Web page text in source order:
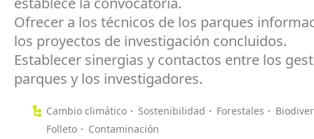
Ofrecer a los técnicos de los parques
los proyectos de investigación concluidos.
Establecer sinergias y contactos entre los
parques y los investigadores.
Cambio climático Sostenibilidad Forestales
Folleto
Contaminación